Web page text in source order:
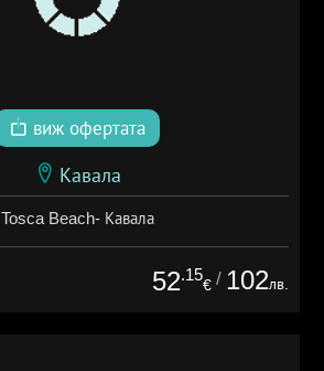
виж офертата
Кавала
Tosca Beach- Кавала
52.15
€ / 102лв.